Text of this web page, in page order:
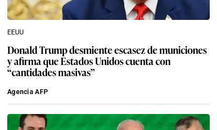
EEUU
Donald Trump desmiente escasez de municiones
y afirma que Estados Unidos cuenta con
“cantidades masivas”
Agencia AFP